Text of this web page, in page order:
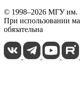
© 1998–2026 МГУ
При использовании
обязательна